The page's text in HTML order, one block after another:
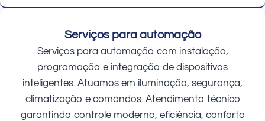
Serviços para automação
Serviços para automação com instalação,
programação e integração de dispositivos
inteligentes. Atuamos em iluminação, segurança,
climatização e comandos. Atendimento técnico
garantindo controle moderno, eficiência, conforto